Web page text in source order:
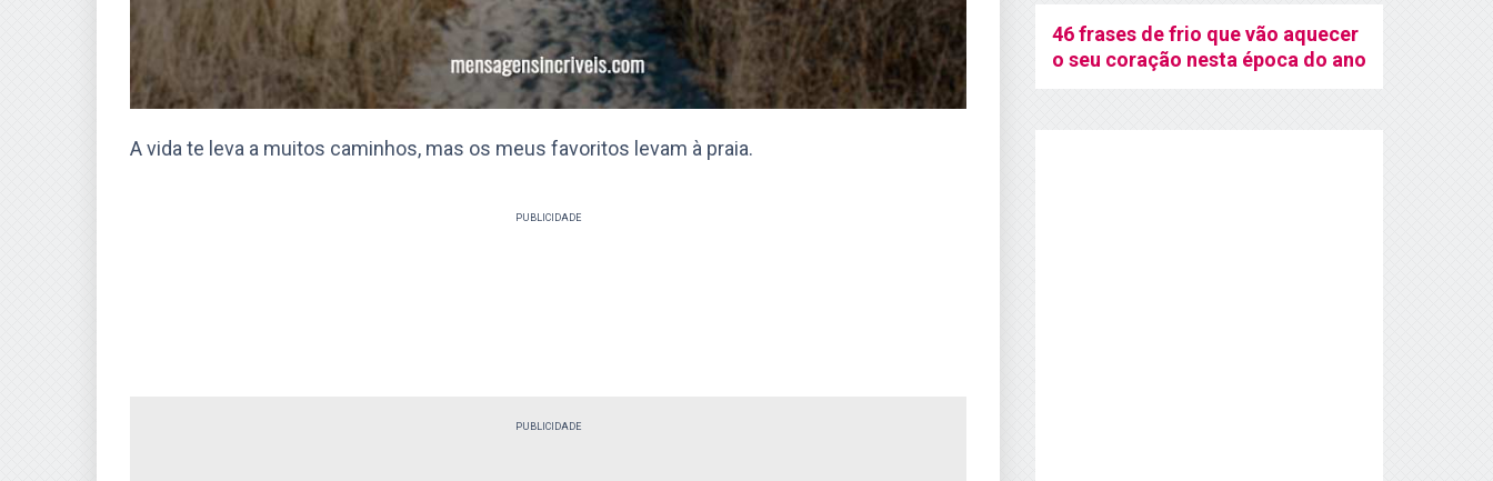
A vida te leva a muitos caminhos, mas os meus favoritos levam à praia.
PUBLICIDADE
PUBLICIDADE
46 frases de frio que vão aquecer
o seu coração nesta época do ano